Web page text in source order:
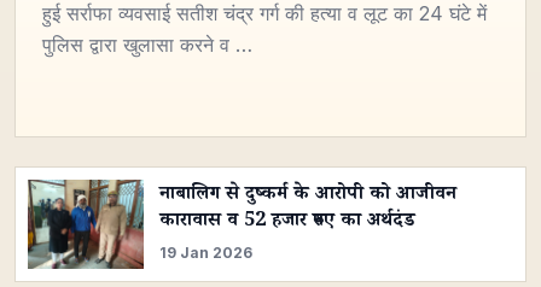
हुई सर्राफा व्यवसाई सतीश चंद्र गर्ग की हत्या व लूट का 24 घंटे में
पुलिस द्वारा खुलासा करने व …
नाबालिग से दुष्कर्म के आरोपी को आजीवन
कारावास व 52 हजार रुपए का अर्थदंड
19 Jan 2026